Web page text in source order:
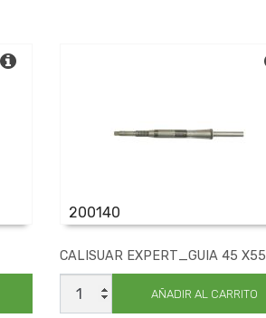
200140
CALISUAR EXPERT_GUIA 45 X55
CALISUAR
EXPERT_GUIA
45
AÑADIR AL CARRITO